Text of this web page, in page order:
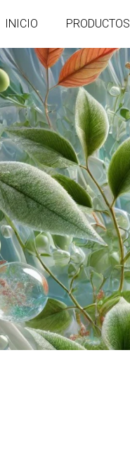
INICIO PRODUCTOS